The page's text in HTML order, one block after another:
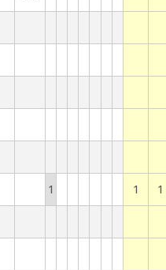
1 1
1